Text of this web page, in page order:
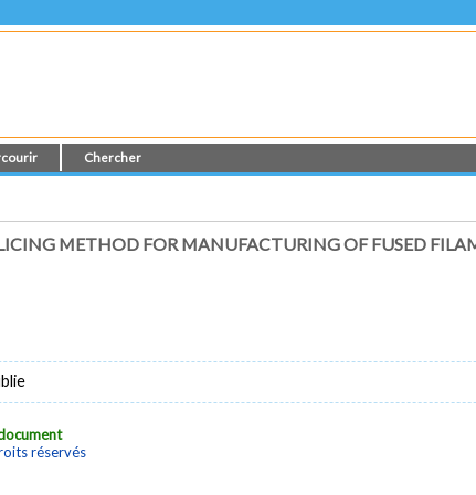
Chercher
METHOD FOR MANUFACTURING OF FUSED
réservés